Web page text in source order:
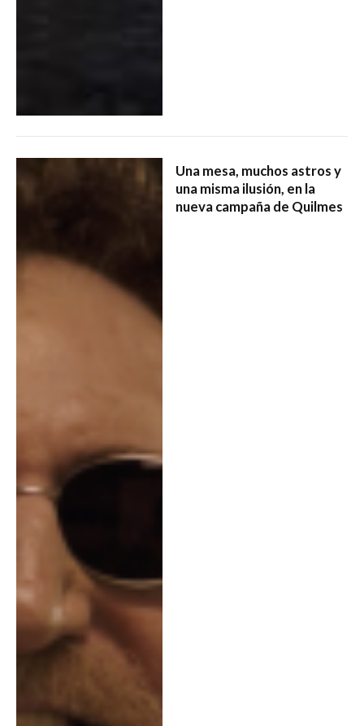
Una mesa, muchos astros y
una misma ilusión, en la
nueva campaña de Quilmes